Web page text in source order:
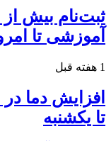
آموزشی تا
1 هفته قبل
افزایش دما
تا یکشنبه